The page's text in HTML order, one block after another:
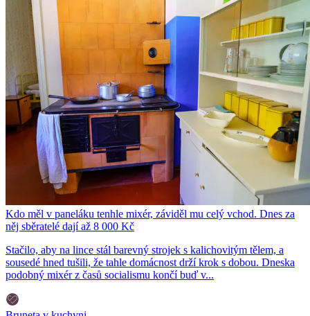
Kdo měl v paneláku tenhle mixér, záviděl mu celý vchod. Dnes za
něj sběratelé dají až 8 000 Kč
Stačilo, aby na lince stál barevný strojek s kalichovitým tělem, a
sousedé hned tušili, že tahle domácnost drží krok s dobou. Dneska
podobný mixér z časů socialismu končí buď v...